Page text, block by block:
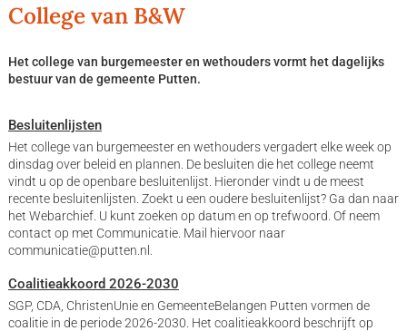
College van B&W
Het college van burgemeester en wethouders vormt het dagelijks
bestuur van de gemeente Putten.
Besluitenlijsten
Het college van burgemeester en wethouders vergadert elke week op
dinsdag over beleid en plannen. De besluiten die het college neemt
vindt u op de openbare besluitenlijst. Hieronder vindt u de meest
recente besluitenlijsten. Zoekt u een oudere besluitenlijst? Ga dan naar
het Webarchief. U kunt zoeken op datum en op trefwoord. Of neem
contact op met Communicatie. Mail hiervoor naar
communicatie@putten.nl.
Coalitieakkoord 2026-2030
SGP, CDA, ChristenUnie en GemeenteBelangen Putten vormen de
coalitie in de periode 2026-2030. Het coalitieakkoord beschrijft op